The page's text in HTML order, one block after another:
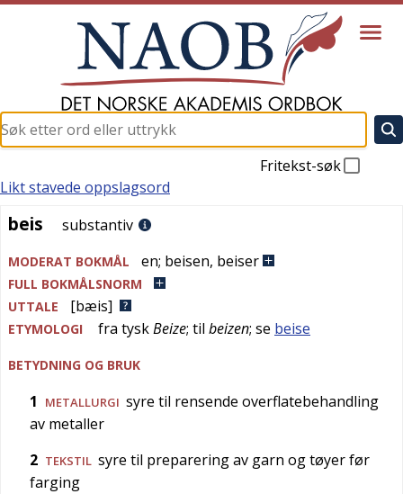
Fritekst-søk
beis
Likt stavede oppslagsord
beis substantiv
MODERAT BOKMÅL en; beisen, beiser
FULL BOKMÅLSNORM
UTTALE
[bæis]
ETYMOLOGI fra tyskBeize; til beizen; se beise
BETYDNING OG BRUK
1 METALLURGI syre til rensende overflatebehandling
av metaller
2 TEKSTIL syre til preparering av garn og tøyer før
farging